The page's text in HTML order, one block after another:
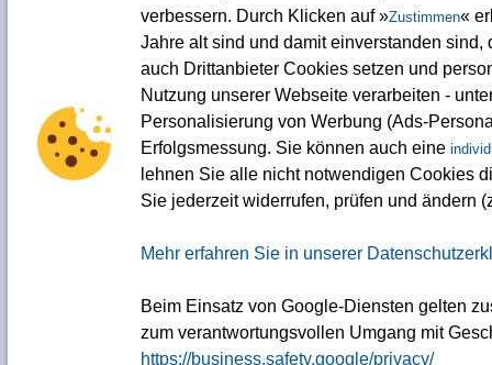
verbessern. Durch Klicken auf »Zustimmen«
Jahre alt sind und damit einverstanden
auch Drittanbieter Cookies setzen und
Nutzung unserer Webseite verarbeiten -
Personalisierung von Werbung (Ads-
Erfolgsmessung. Sie können auch eine
lehnen Sie alle nicht notwendigen Cookies
Sie jederzeit widerrufen, prüfen und ändern
Mehr erfahren Sie in unserer
Beim Einsatz von Google-Diensten gelten
zum verantwortungsvollen Umgang mit
https://business.safety.google/privacy/